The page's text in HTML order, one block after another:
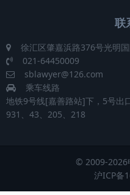
联
徐汇区肇嘉浜路376号光明
021-64450009
sblawyer@126.com
乘车线路
地铁9号线[嘉善路站]下，5号出
931、43、205、218
© 2009-2026
沪ICP备